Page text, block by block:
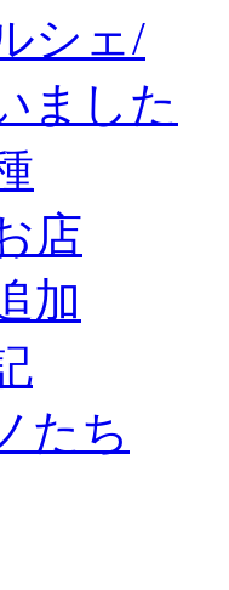
シェ/
ました
店
加
たち